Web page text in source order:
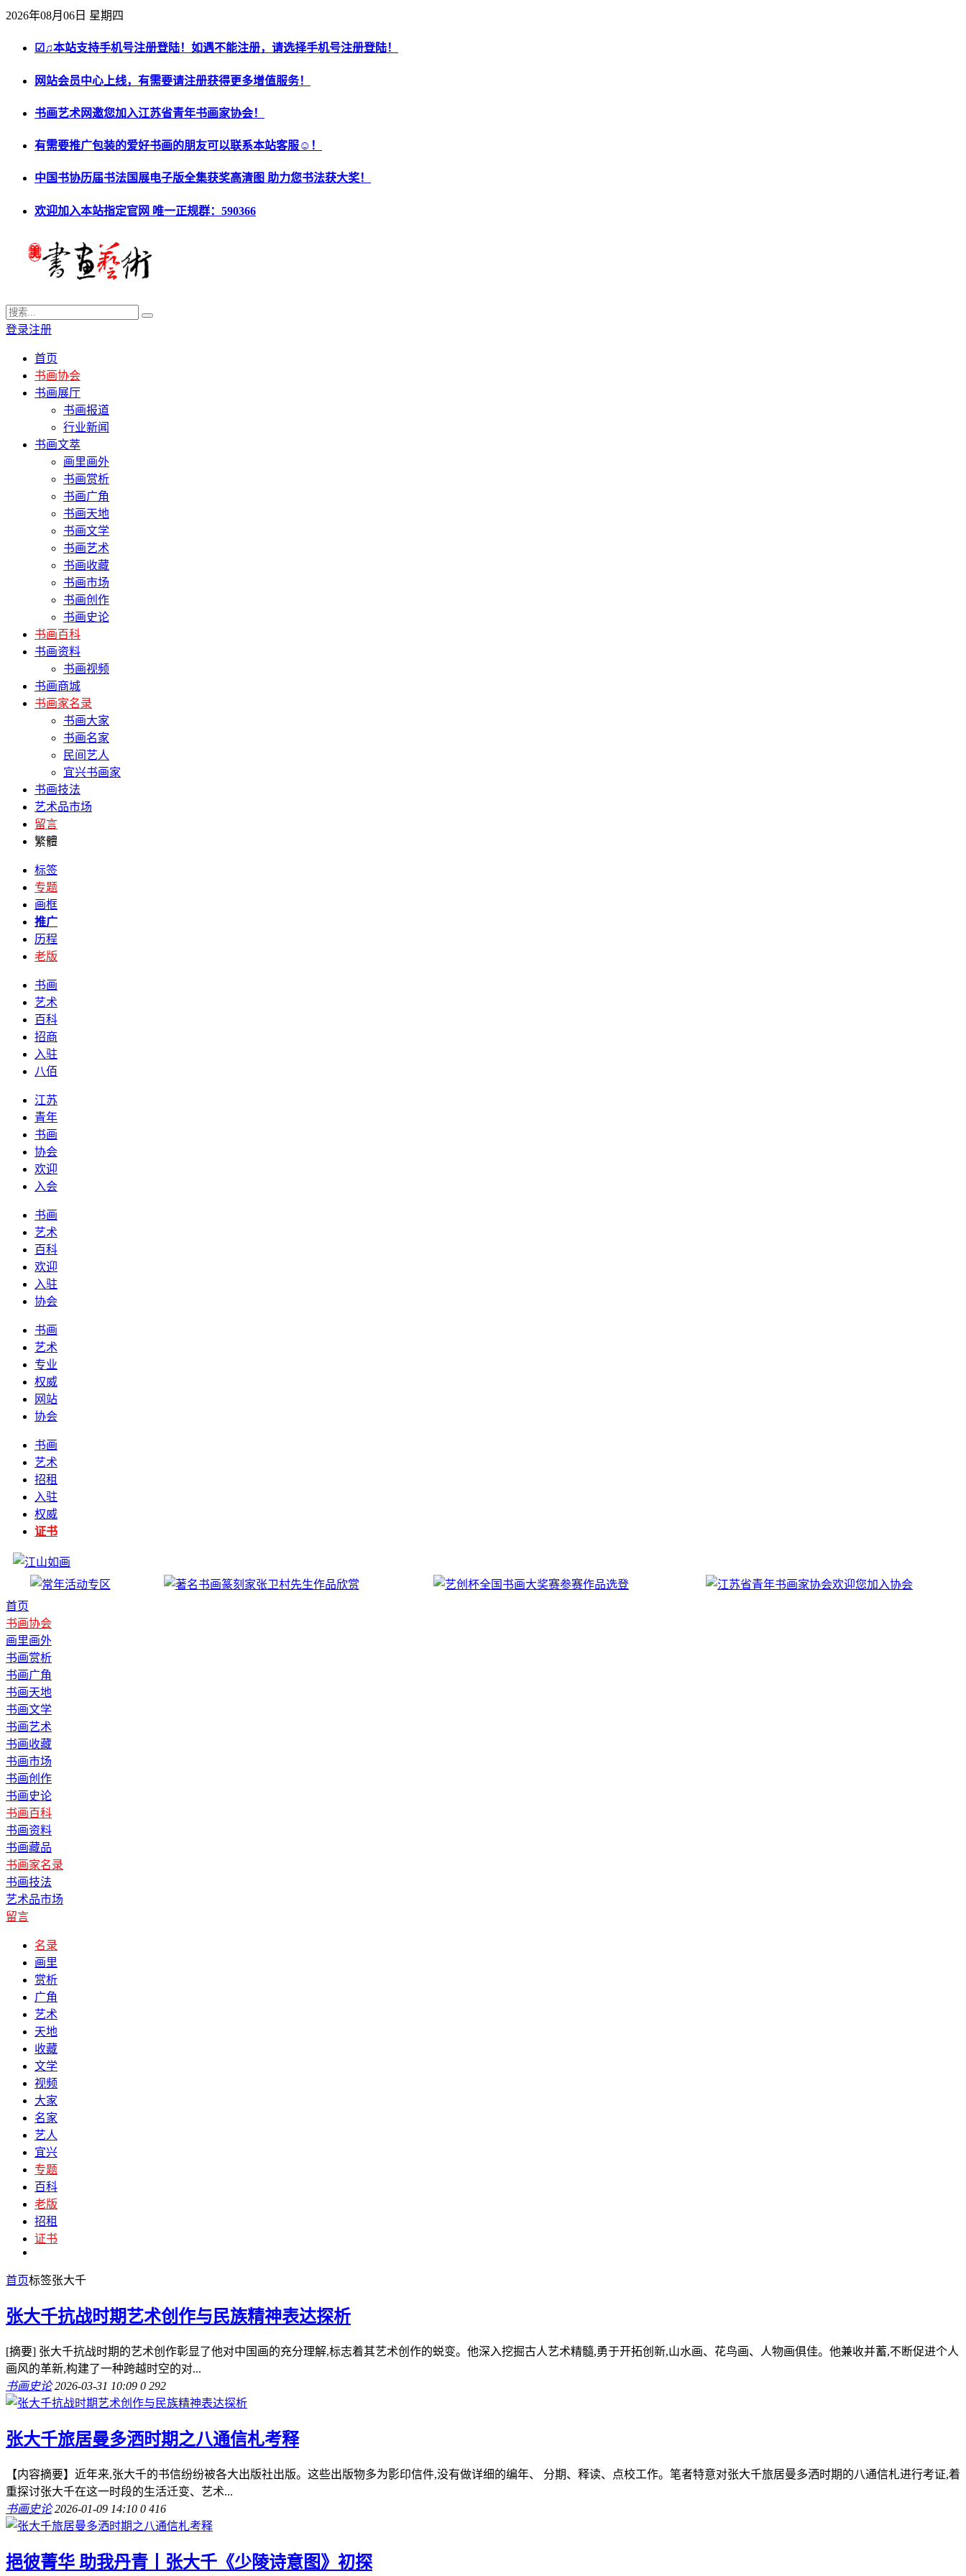
2026年08月06日 星期四
☑♫本站支持手机号注册登陆！如遇不能注册，请选择手机号注册登陆！
网站会员中心上线，有需要请注册获得更多增值服务！
书画艺术网邀您加入江苏省青年书画家协会！
有需要推广包装的爱好书画的朋友可以联系本站客服☺！
中国书协历届书法国展电子版全集获奖高清图 助力您书法获大奖！
欢迎加入本站指定官网 唯一正规群：590366
登录注册
首页
书画协会
书画展厅
书画报道
行业新闻
书画文萃
画里画外
书画赏析
书画广角
书画天地
书画文学
书画艺术
书画收藏
书画市场
书画创作
书画史论
书画百科
书画资料
书画视频
书画商城
书画家名录
书画大家
书画名家
民间艺人
宜兴书画家
书画技法
艺术品市场
留言
繁體
标签
专题
画框
推广
历程
老版
书画
艺术
百科
招商
入驻
八佰
江苏
青年
书画
协会
欢迎
入会
书画
艺术
百科
欢迎
入驻
协会
书画
艺术
专业
权威
网站
协会
书画
艺术
招租
入驻
权威
证书
首页
书画协会
画里画外
书画赏析
书画广角
书画天地
书画文学
书画艺术
书画收藏
书画市场
书画创作
书画史论
书画百科
书画资料
书画藏品
书画家名录
书画技法
艺术品市场
留言
名录
画里
赏析
广角
艺术
天地
收藏
文学
视频
大家
名家
艺人
宜兴
专题
百科
老版
招租
证书
首页标签张大千
张大千抗战时期艺术创作与民族精神表达探析
[摘要] 张大千抗战时期的艺术创作彰显了他对中国画的充分理解,标志着其艺术创作的蜕变。他深入挖掘古人艺术精髓,勇于开拓创新,山水画、花鸟画、人物画俱佳。他兼收并蓄,不断促进个人
画风的革新,构建了一种跨越时空的对...
书画史论 2026-03-31 10:09 0 292
张大千旅居曼多洒时期之八通信札考释
【内容摘要】近年来,张大千的书信纷纷被各大出版社出版。这些出版物多为影印信件,没有做详细的编年、 分期、释读、点校工作。笔者特意对张大千旅居曼多洒时期的八通信札进行考证,着
重探讨张大千在这一时段的生活迁变、艺术...
书画史论 2026-01-09 14:10 0 416
挹彼菁华 助我丹青丨张大千《少陵诗意图》初探